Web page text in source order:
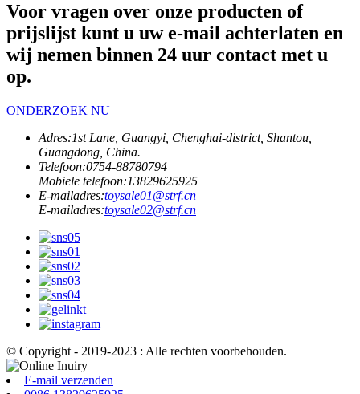
Voor vragen over onze producten of
prijslijst kunt u uw e-mail achterlaten en
wij nemen binnen 24 uur contact met u
op.
ONDERZOEK NU
Adres:1st Lane, Guangyi, Chenghai-district, Shantou,
Guangdong, China.
Telefoon:0754-88780794
Mobiele telefoon:13829625925
E-mailadres:toysale01@strf.cn
E-mailadres:toysale02@strf.cn
© Copyright - 2019-2023 : Alle rechten voorbehouden.
E-mail verzenden